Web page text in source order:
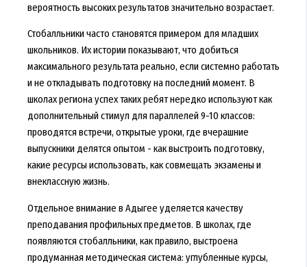
вероятность высоких результатов значительно возрастает.
Стобалльники часто становятся примером для младших
школьников. Их истории показывают, что добиться
максимального результата реально, если системно работать
и не откладывать подготовку на последний момент. В
школах региона успех таких ребят нередко используют как
дополнительный стимул для параллелей 9-10 классов:
проводятся встречи, открытые уроки, где вчерашние
выпускники делятся опытом - как выстроить подготовку,
какие ресурсы использовать, как совмещать экзамены и
внеклассную жизнь.
Отдельное внимание в Адыгее уделяется качеству
преподавания профильных предметов. В школах, где
появляются стобалльники, как правило, выстроена
продуманная методическая система: углубленные курсы,